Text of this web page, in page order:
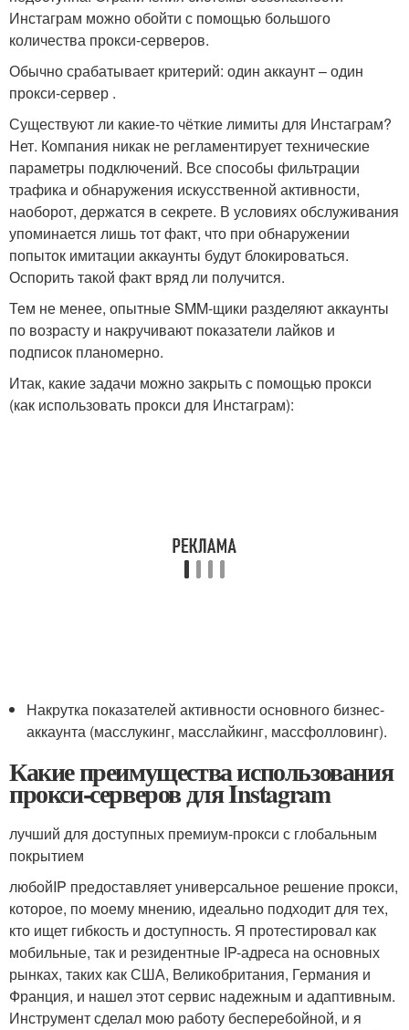
Инстаграм можно обойти с помощью большого
количества прокси-серверов.
Обычно срабатывает критерий: один аккаунт – один
прокси-сервер .
Существуют ли какие-то чёткие лимиты для Инстаграм?
Нет. Компания никак не регламентирует технические
параметры подключений. Все способы фильтрации
трафика и обнаружения искусственной активности,
наоборот, держатся в секрете. В условиях обслуживания
упоминается лишь тот факт, что при обнаружении
попыток имитации аккаунты будут блокироваться.
Оспорить такой факт вряд ли получится.
Тем не менее, опытные SMM-щики разделяют аккаунты
по возрасту и накручивают показатели лайков и
подписок планомерно.
Итак, какие задачи можно закрыть с помощью прокси
(как использовать прокси для Инстаграм):
Накрутка показателей активности основного бизнес-
аккаунта (масслукинг, масслайкинг, массфолловинг).
Какие преимущества использования
прокси-серверов для Instagram
лучший для доступных премиум-прокси с глобальным
покрытием
любойIP предоставляет универсальное решение прокси,
которое, по моему мнению, идеально подходит для тех,
кто ищет гибкость и доступность. Я протестировал как
мобильные, так и резидентные IP-адреса на основных
рынках, таких как США, Великобритания, Германия и
Франция, и нашел этот сервис надежным и адаптивным.
Инструмент сделал мою работу бесперебойной, и я